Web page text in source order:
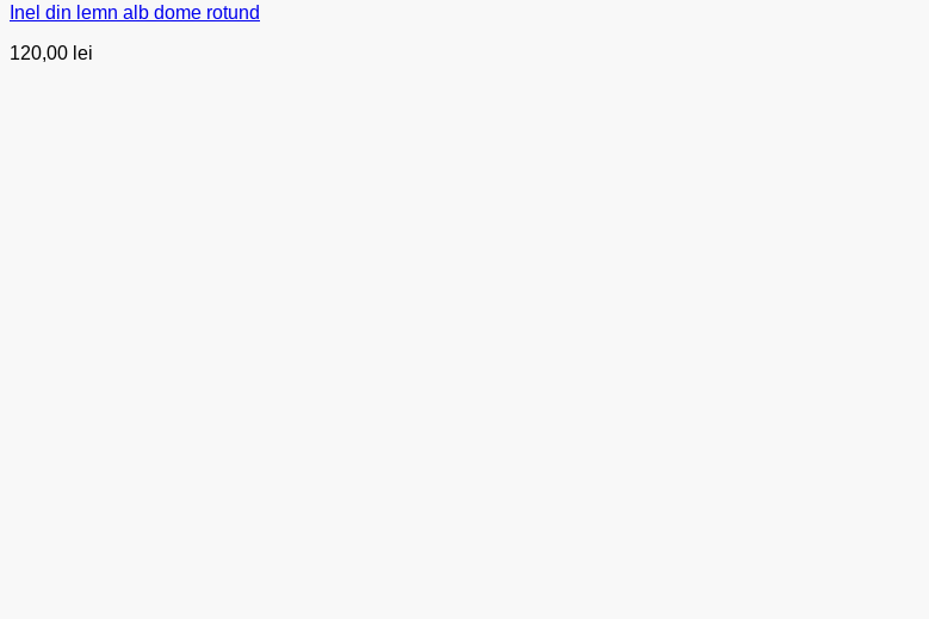
Inel din lemn alb dome rotund
120,00 lei